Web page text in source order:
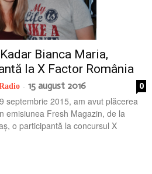
Bianca Maria,
la X Factor România
- 15 august 2016 0
septembrie 2015, am avut plăcerea
emisiunea Fresh Magazin, de la
o participantă la concursul X